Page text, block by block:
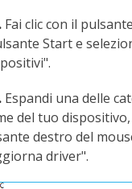
Fai clic con il
Start e
Espandi una delle
del tuo
destro del
driver".